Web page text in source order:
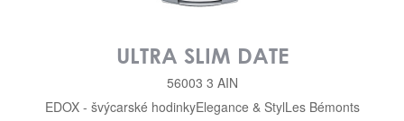
ULTRA SLIM DATE
56003 3 AIN
EDOX - švýcarské hodinkyElegance & StylLes Bémonts